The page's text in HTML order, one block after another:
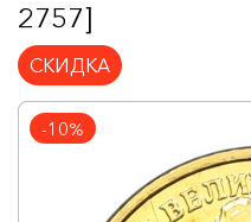
2757]
СКИДКА
-10%